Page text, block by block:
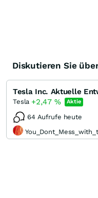
Diskutieren Sie
Tesla +2,47 % Aktie
64 Aufrufe heute